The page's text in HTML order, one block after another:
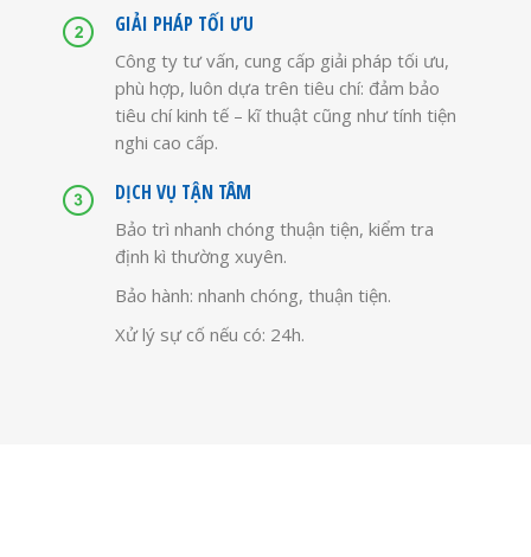
GIẢI PHÁP TỐI ƯU
Công ty tư vấn, cung cấp giải pháp tối ưu,
phù hợp, luôn dựa trên tiêu chí: đảm bảo
tiêu chí kinh tế – kĩ thuật cũng như tính tiện
nghi cao cấp.
DỊCH VỤ TẬN TÂM
Bảo trì nhanh chóng thuận tiện, kiểm tra
định kì thường xuyên.
Bảo hành: nhanh chóng, thuận tiện.
Xử lý sự cố nếu có: 24h.